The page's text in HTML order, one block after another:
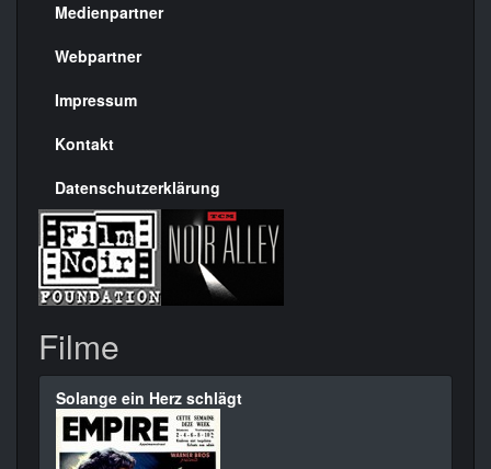
Menülinks
rechte
Seite
Medienpartner
Webpartner
Impressum
Kontakt
Datenschutzerklärung
Filme
Solange ein Herz schlägt